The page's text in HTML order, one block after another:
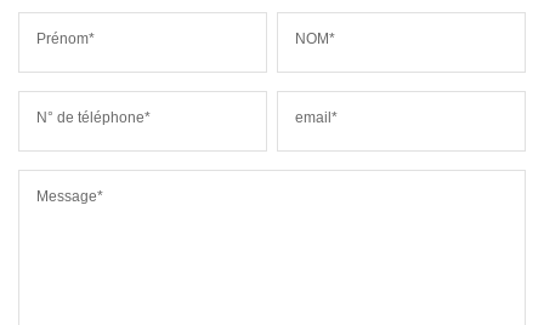
Prénom* NOM*
N° de téléphone* email*
Message*